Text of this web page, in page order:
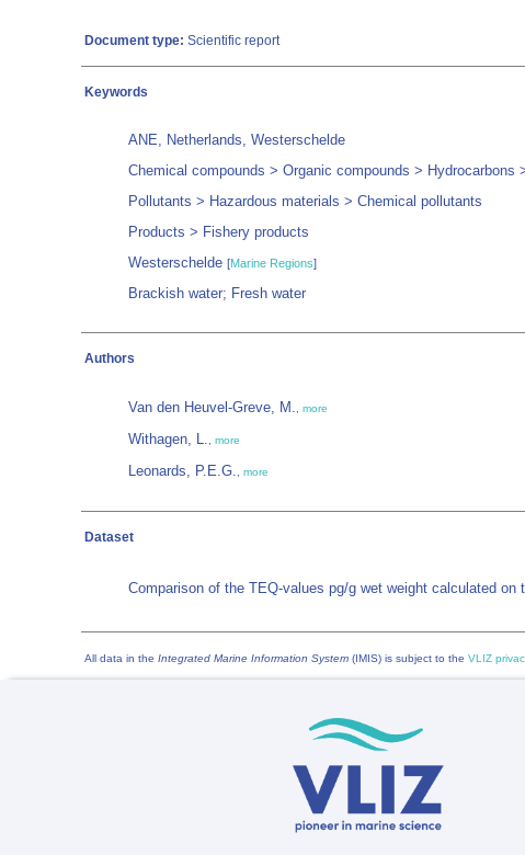
Document type: Scientific report
Keywords
ANE, Netherlands, Westerschelde
Chemical compounds > Organic compounds >
Pollutants > Hazardous materials > Chemical pollutants
Products > Fishery products
Westerschelde [Marine Regions]
Brackish water; Fresh water
Authors
Van den Heuvel-Greve, M. more
Withagen, L. more
Leonards, P.E.G. more
Dataset
Comparison of the TEQ-values pg/g wet weight calculated
All data in the Integrated Marine Information System (IMIS) is subject to the VLIZ